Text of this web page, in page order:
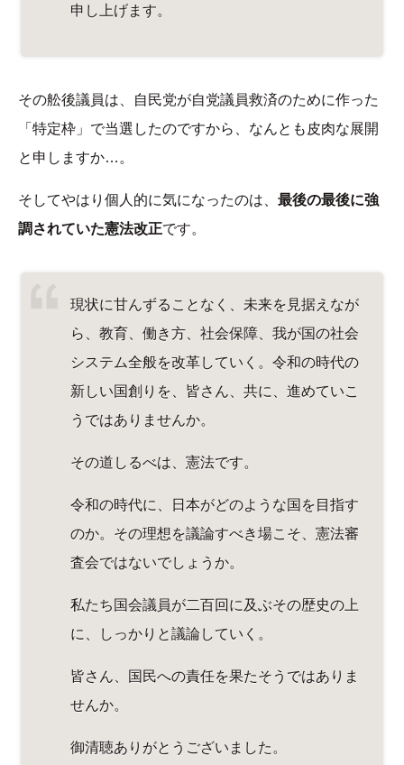
申し上げます。
その舩後議員は、自民党が自党議員救済のために作った
「特定枠」で当選したのですから、なんとも皮肉な展開
と申しますか…。
そしてやはり個人的に気になったのは、 最後の最後に強
調されていた憲法改正です。
現状に甘んずることなく、未来を見据えなが
ら、教育、働き方、社会保障、我が国の社会
システム全般を改革していく。令和の時代の
新しい国創りを、皆さん、共に、進めていこ
うではありませんか。
その道しるべは、憲法です。
令和の時代に、日本がどのような国を目指す
のか。その理想を議論すべき場こそ、憲法審
査会ではないでしょうか。
私たち国会議員が二百回に及ぶその歴史の上
に、しっかりと議論していく。
皆さん、国民への責任を果たそうではありま
せんか。
御清聴ありがとうございました。